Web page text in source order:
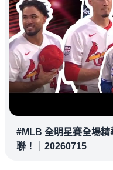
#MLB 全明星賽全場精
聯！｜20260715